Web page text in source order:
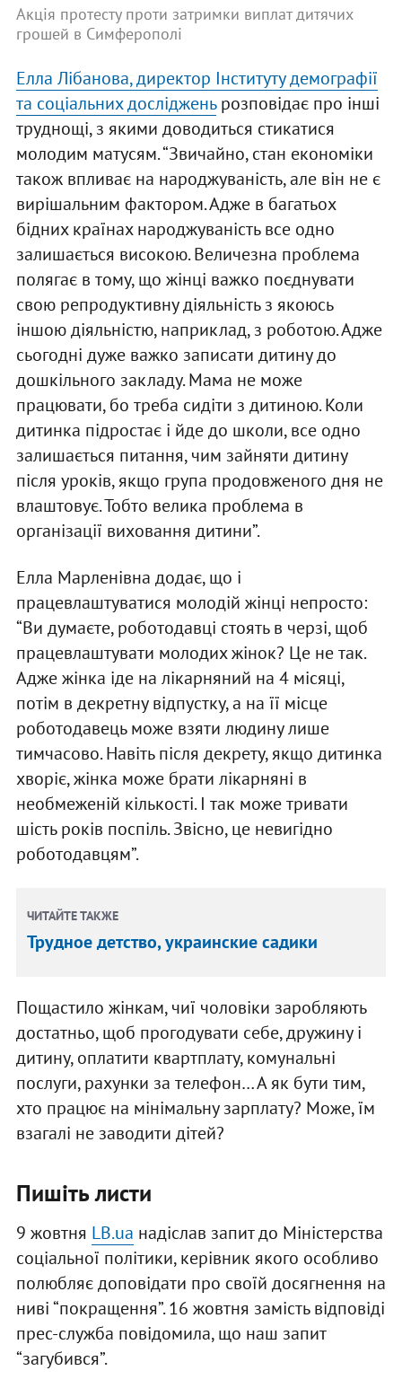
Акція протесту проти затримки виплат дитячих
грошей в Симферополі
Елла Лібанова, директор Інституту демографії
та соціальних дослідженьрозповідає про інші
труднощі, з якими доводиться стикатися
молодим матусям. “Звичайно, стан економіки
також впливає на народжуваність, але він не є
вирішальним фактором. Адже в багатьох
бідних країнах народжуваність все одно
залишається високою. Величезна проблема
полягає в тому, що жінці важко поєднувати
свою репродуктивну діяльність з якоюсь
іншою діяльністю, наприклад, з роботою. Адже
сьогодні дуже важко записати дитину до
дошкільного закладу. Мама не може
працювати, бо треба сидіти з дитиною. Коли
дитинка підростає і йде до школи, все одно
залишається питання, чим зайняти дитину
після уроків, якщо група продовженого дня не
влаштовує. Тобто велика проблема в
організації виховання дитини”.
Елла Марленівна додає, що і
працевлаштуватися молодій жінці непросто:
“Ви думаєте, роботодавці стоять в черзі, щоб
працевлаштувати молодих жінок? Це не так.
Адже жінка іде на лікарняний на 4 місяці,
потім в декретну відпустку, а на її місце
роботодавець може взяти людину лише
тимчасово. Навіть після декрету, якщо дитинка
хворіє, жінка може брати лікарняні в
необмеженій кількості. І так може тривати
шість років поспіль. Звісно, це невигідно
роботодавцям”.
ЧИТАЙТЕ ТАКЖЕ
Трудное детство, украинские садики
Пощастило жінкам, чиї чоловіки заробляють
достатньо, щоб прогодувати себе, дружину і
дитину, оплатити квартплату, комунальні
послуги, рахунки за телефон… А як бути тим,
хто працює на мінімальну зарплату? Може, їм
взагалі не заводити дітей?
Пишіть листи
9 жовтня LB.ua надіслав запит до Міністерства
соціальної політики, керівник якого особливо
полюбляє доповідати про своїй досягнення на
ниві “покращення”. 16 жовтня замість відповіді
прес-служба повідомила, що наш запит
“загубився”.